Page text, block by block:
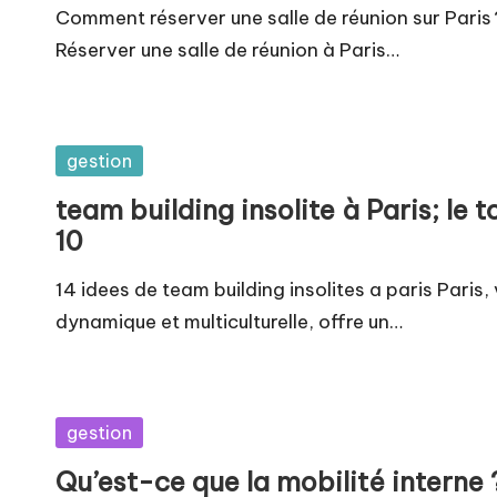
Comment réserver une salle de réunion sur Paris
Réserver une salle de réunion à Paris…
Posted
gestion
team building insolite à Paris; le
10
14 idees de team building insolites a paris Paris,
dynamique et multiculturelle, offre un…
Posted
gestion
Qu’est-ce que la mobilité interne